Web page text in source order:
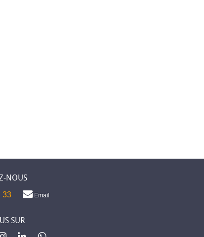
NOUS
33 Email
SUR